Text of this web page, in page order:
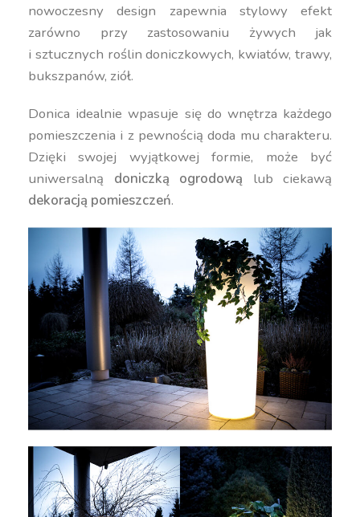
nowoczesny design zapewnia stylowy efekt
zarówno przy zastosowaniu żywych jak
i sztucznych roślin doniczkowych, kwiatów, trawy,
bukszpanów, ziół.
Donica idealnie wpasuje się do wnętrza każdego
pomieszczenia i z pewnością doda mu charakteru.
Dzięki swojej wyjątkowej formie, może być
uniwersalną doniczką ogrodową lub ciekawą
dekoracją pomieszczeń.